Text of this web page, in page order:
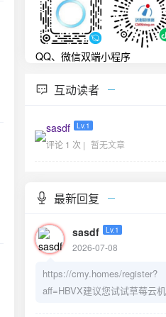
QQ、微信双端小程序
互动读者
sasdf Lv.1
评论 1 次 | 暂无文章
最新回复
sasdf Lv.1
2026-07-08
https://cmy.homes/register?
aff=HBVX建议您试试草莓云